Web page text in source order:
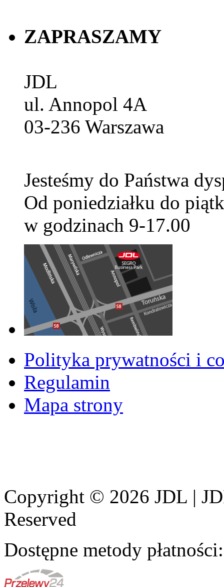
ZAPRASZAMY
JDL
ul. Annopol 4A
03-236 Warszawa
Jesteśmy do Państwa
Od poniedziałku do
w godzinach 9-17.00
Polityka prywatności i
Regulamin
Mapa strony
Copyright © 2026 JDL |
Reserved
Dostępne metody płatności: